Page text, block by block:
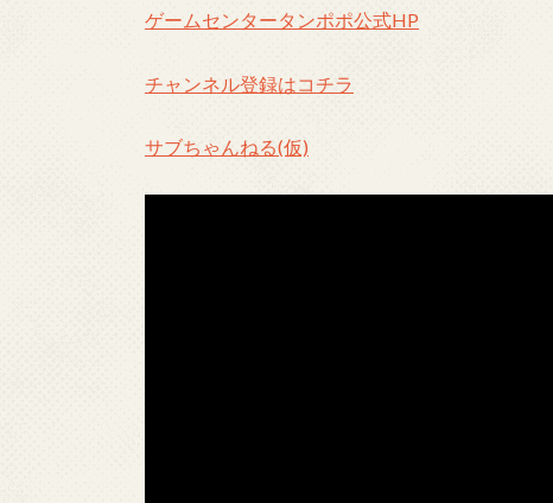
ゲームセンタータンポポ公式HP
チャンネル登録はコチラ
サブちゃんねる(仮)